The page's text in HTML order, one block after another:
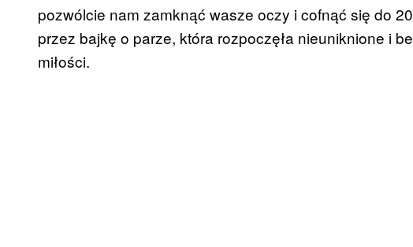
pozwólcie nam zamknąć wasze oczy i cofnąć się do
przez bajkę o parze, która rozpoczęła nieuniknione i
miłości.